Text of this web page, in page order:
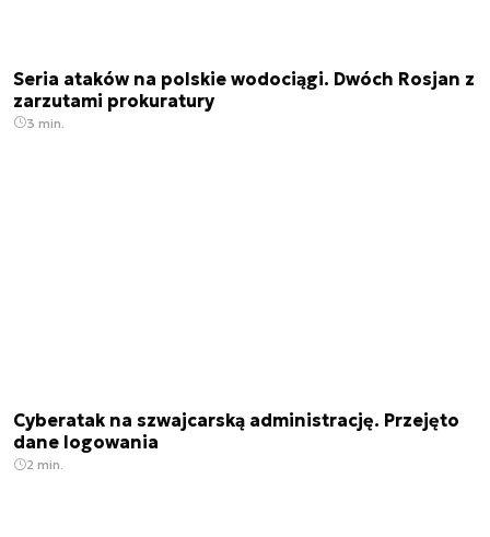
Seria ataków na polskie wodociągi. Dwóch Rosjan z
zarzutami prokuratury
3 min.
Cyberatak na szwajcarską administrację. Przejęto
dane logowania
2 min.